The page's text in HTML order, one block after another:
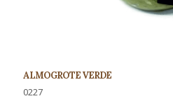
ALMOGROTE VERDE
0227